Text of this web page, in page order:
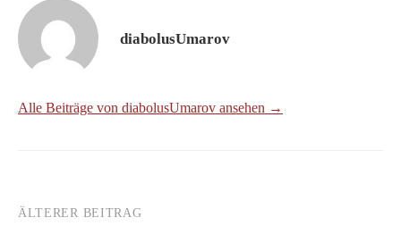
diabolusUmarov
Alle Beiträge von diabolusUmarov ansehen →
Beitrags-
ÄLTERER BEITRAG